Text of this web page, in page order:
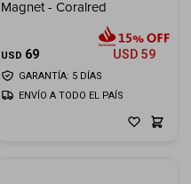
Magnet - Coralred
USD 69 USD 59
GARANTÍA: 5 DÍAS
ENVÍO A TODO EL PAÍS